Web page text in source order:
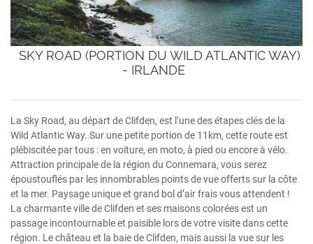
SKY ROAD (PORTION DU WILD ATLANTIC WAY)
- IRLANDE
La Sky Road, au départ de Clifden, est l’une des étapes clés de la
Wild Atlantic Way. Sur une petite portion de 11km, cette route est
plébiscitée par tous : en voiture, en moto, à pied ou encore à vélo.
Attraction principale de la région du Connemara, vous serez
époustouflés par les innombrables points de vue offerts sur la côte
et la mer. Paysage unique et grand bol d’air frais vous attendent !
La charmante ville de Clifden et ses maisons colorées est un
passage incontournable et paisible lors de votre visite dans cette
région. Le château et la baie de Clifden, mais aussi la vue sur les